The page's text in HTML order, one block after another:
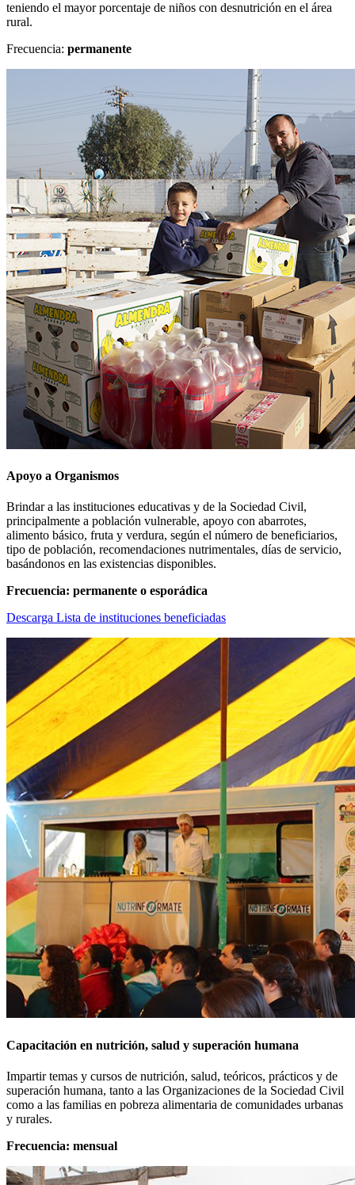
teniendo el mayor porcentaje de niños con desnutrición en el área
rural.
Frecuencia: permanente
Apoyo a Organismos
Brindar a las instituciones educativas y de la Sociedad Civil,
principalmente a población vulnerable, apoyo con abarrotes,
alimento básico, fruta y verdura, según el número de beneficiarios,
tipo de población, recomendaciones nutrimentales, días de servicio,
basándonos en las existencias disponibles.
Frecuencia: permanente o esporádica
Descarga Lista de instituciones beneficiadas
Capacitación en nutrición, salud y superación humana
Impartir temas y cursos de nutrición, salud, teóricos, prácticos y de
superación humana, tanto a las Organizaciones de la Sociedad Civil
como a las familias en pobreza alimentaria de comunidades urbanas
y rurales.
Frecuencia: mensual